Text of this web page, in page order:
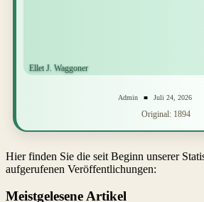
Admin Juli 24, 2026
Original: 1894
Hier finden Sie die seit Beginn unserer
aufgerufenen Veröffentlichungen:
Meistgelesene Artikel